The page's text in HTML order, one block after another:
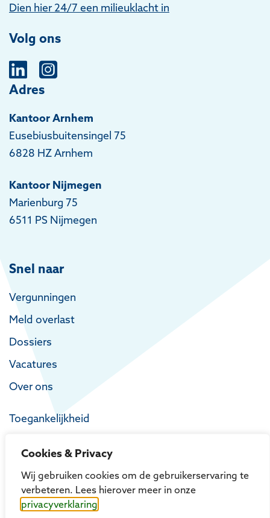
Cookies & Privacy
Wij gebruiken cookies om de gebruikerservaring te
verbeteren. Lees hierover meer in onze
privacyverklaring
Dien hier 24/7 een milieuklacht in
Volg ons
Adres
Kantoor Arnhem
Eusebiusbuitensingel 75
6828 HZ Arnhem
Kantoor Nijmegen
Marienburg 75
6511 PS Nijmegen
Snel naar
Vergunningen
Meld overlast
Dossiers
Vacatures
Over ons
Toegankelijkheid